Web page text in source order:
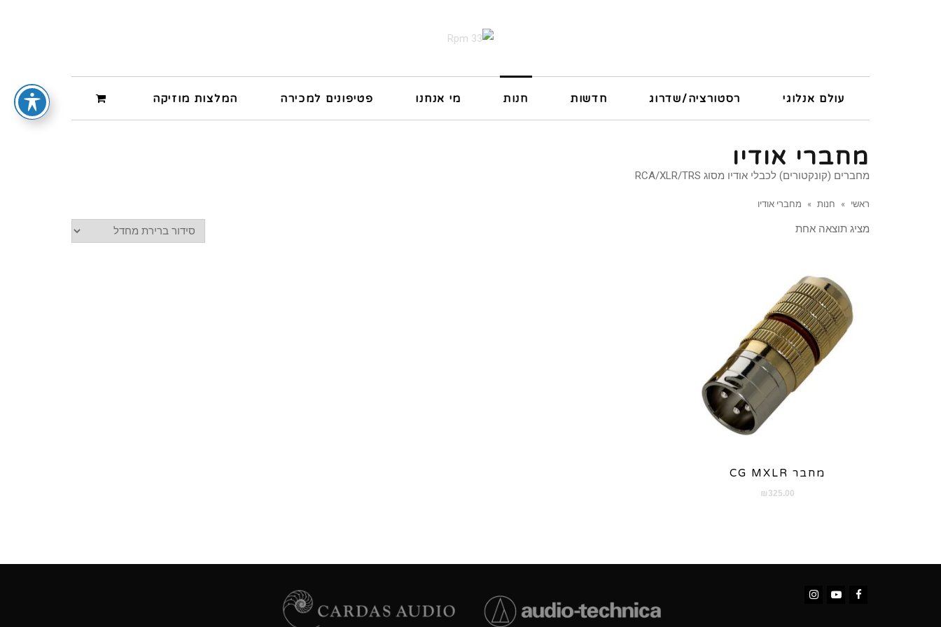
עולם אנלוגי רסטורציה/שדרוג חדשות חנות מי אנחנו פטיפונים למכירה המלצות מוזיקה
מחברי אודיו
מחברים (קונקטורים) לכבלי אודיו מסוג RCA/XLR/TRS
ראשי » חנות » מחברי אודיו
מציג תוצאה אחת
מחבר CG MXLR
₪ 325.00